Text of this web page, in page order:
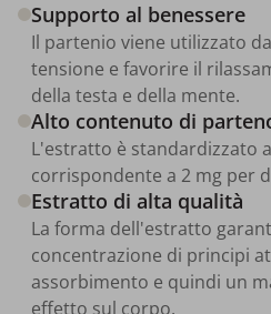
Supporto al benessere
Il partenio viene utilizzato
tensione e favorire il
della testa e della mente.
Alto contenuto di
L'estratto è standardizzato
corrispondente a 2 mg per
Estratto di alta qualità
La forma dell'estratto
concentrazione di principi
assorbimento e quindi un
effetto sul corpo.